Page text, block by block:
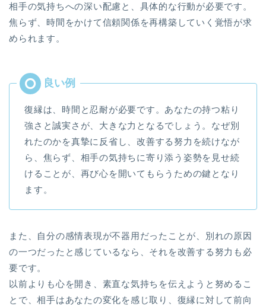
相手の気持ちへの深い配慮と、具体的な行動が必要です。
焦らず、時間をかけて信頼関係を再構築していく覚悟が求
められます。
復縁は、時間と忍耐が必要です。あなたの持つ粘り
強さと誠実さが、大きな力となるでしょう。なぜ別
れたのかを真摯に反省し、改善する努力を続けなが
ら、焦らず、相手の気持ちに寄り添う姿勢を見せ続
けることが、再び心を開いてもらうための鍵となり
ます。
また、自分の感情表現が不器用だったことが、別れの原因
の一つだったと感じているなら、それを改善する努力も必
要です。
以前よりも心を開き、素直な気持ちを伝えようと努めるこ
とで、相手はあなたの変化を感じ取り、復縁に対して前向